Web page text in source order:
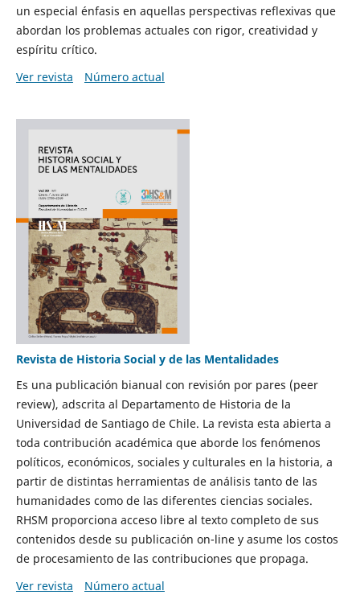
un especial énfasis en aquellas perspectivas reflexivas que
abordan los problemas actuales con rigor, creatividad y
espíritu crítico.
Ver revista
Número actual
Revista de Historia Social y de las Mentalidades
Es una publicación bianual con revisión por pares (peer
review), adscrita al Departamento de Historia de la
Universidad de Santiago de Chile. La revista esta abierta a
toda contribución académica que aborde los fenómenos
políticos, económicos, sociales y culturales en la historia, a
partir de distintas herramientas de análisis tanto de las
humanidades como de las diferentes ciencias sociales.
RHSM proporciona acceso libre al texto completo de sus
contenidos desde su publicación on-line y asume los costos
de procesamiento de las contribuciones que propaga.
Ver revista
Número actual